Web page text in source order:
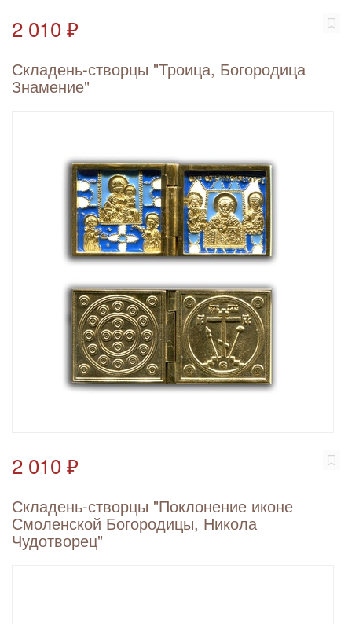
2 010 ₽
Складень-створцы "Троица, Богородица
Знамение"
2 010 ₽
Складень-створцы "Поклонение иконе
Смоленской Богородицы, Никола
Чудотворец"